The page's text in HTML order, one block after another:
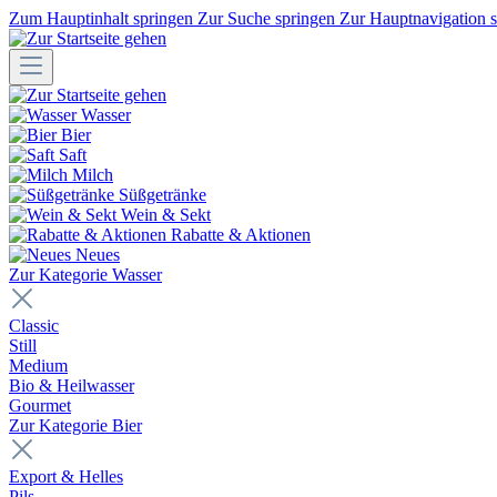
Zum Hauptinhalt springen Zur Suche springen Zur Hauptnavigation
Wasser
Bier
Saft
Milch
Süßgetränke
Wein & Sekt
Rabatte & Aktionen
Neues
Zur Kategorie Wasser
Classic
Still
Medium
Bio & Heilwasser
Gourmet
Zur Kategorie Bier
Export & Helles